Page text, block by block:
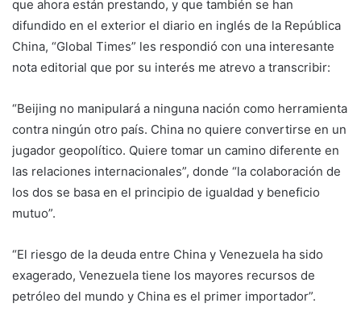
que ahora están prestando, y que también se han
difundido en el exterior el diario en inglés de la República
China, “Global Times” les respondió con una interesante
nota editorial que por su interés me atrevo a transcribir:
“Beijing no manipulará a ninguna nación como herramienta
contra ningún otro país. China no quiere convertirse en un
jugador geopolítico. Quiere tomar un camino diferente en
las relaciones internacionales”, donde “la colaboración de
los dos se basa en el principio de igualdad y beneficio
mutuo”.
“El riesgo de la deuda entre China y Venezuela ha sido
exagerado, Venezuela tiene los mayores recursos de
petróleo del mundo y China es el primer importador”.